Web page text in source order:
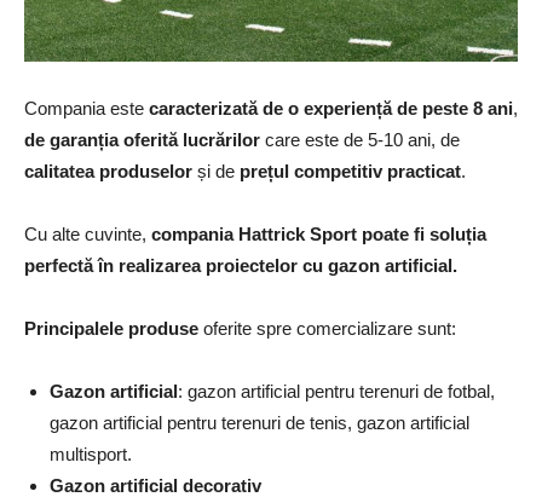
Compania este caracterizată de o experiență de peste 8 ani,
de garanția oferită lucrărilor care este de 5-10 ani, de
calitatea produselor și de prețul competitiv practicat.
Cu alte cuvinte, compania Hattrick Sport poate fi soluția
perfectă în realizarea proiectelor cu gazon artificial.
Principalele produse oferite spre comercializare sunt:
Gazon artificial: gazon artificial pentru terenuri de fotbal,
gazon artificial pentru terenuri de tenis, gazon artificial
multisport.
Gazon artificial decorativ